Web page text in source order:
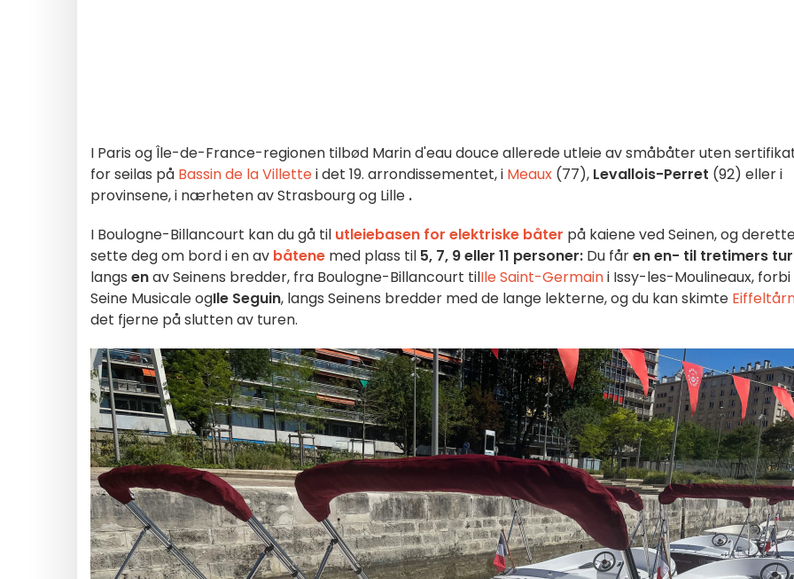
I Paris og Île-de-France-regionen tilbød Marin d'eau douce allerede utleie av småbåter uten
for seilas på Bassin de la Villettei det 19. arrondissementet, i Meaux (77), Levallois-Perret (92) eller i
provinsene, i nærheten av Strasbourg og Lille .
I Boulogne-Billancourt kan du gå til utleiebasen for elektriske båter på kaiene ved Seinen, og
sette deg om bord i en av båtene med plass til 5, 7, 9 eller 11 personer: Du fåren en- til tretimers tur
langs enav Seinens bredder, fra Boulogne-Billancourt tilIle Saint-Germaini Issy-les-Moulineaux, forbi
Seine Musicale ogIle Seguin, langs Seinens bredder med de lange lekterne, og du kan skimte
det fjerne på slutten av turen.